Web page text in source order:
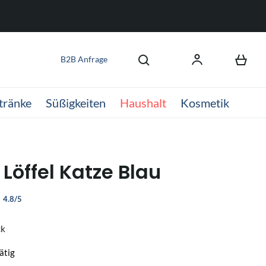
B2B Anfrage
Süßigkeiten Haushalt Kosmetik
Katze Blau
4.8/5